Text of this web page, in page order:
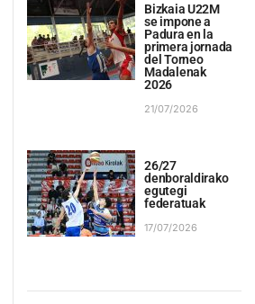
Bizkaia U22M
se impone a
Padura en la
primera jornada
del Torneo
Madalenak
2026
21/07/2026
26/27
denboraldirako
egutegi
federatuak
17/07/2026